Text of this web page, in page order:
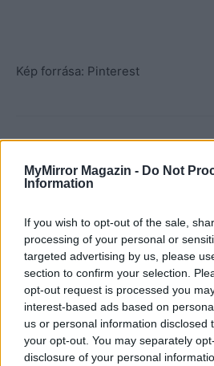
MyMirror Magazin - Do Not
Information
If you wish to opt-out of the sale,
processing of your personal or
targeted advertising by us, please
section to confirm your selection.
opt-out request is processed you
interest-based ads based on
us or personal information disclosed
your opt-out. You may separately
disclosure of your personal
Kép forrása: Pinterest